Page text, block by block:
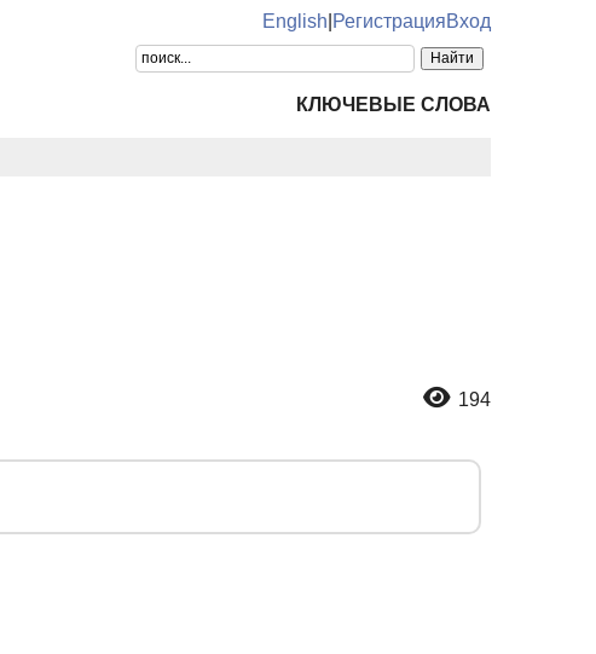
English РегистрацияВход
КЛЮЧЕВЫЕ СЛОВА
194